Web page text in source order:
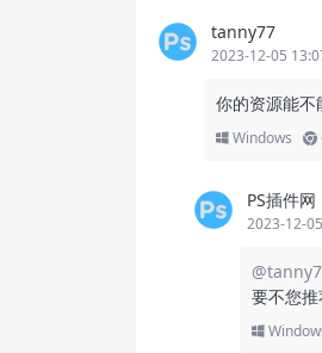
tanny77
2023-12-05
你的资源能不
Windows
PS插件网
2023-12-
要不您